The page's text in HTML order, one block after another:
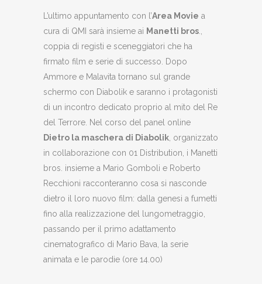
L’ultimo appuntamento con l’Area Movie a
cura di QMI sarà insieme ai Manetti bros
coppia di registi e sceneggiatori che ha
firmato film e serie di successo. Dopo
Ammore e Malavita tornano sul grande
schermo con Diabolik e saranno i protagonisti
di un incontro dedicato proprio al mito del Re
del Terrore. Nel corso del panel online
Dietro la maschera di Diabolik , organizzato
in collaborazione con 01 Distribution, i Manetti
bros. insieme a Mario Gomboli e Roberto
Recchioni racconteranno cosa si nasconde
dietro il loro nuovo film: dalla genesi a fumetti
fino alla realizzazione del lungometraggio,
passando per il primo adattamento
cinematografico di Mario Bava, la serie
animata e le parodie (ore 14.00)